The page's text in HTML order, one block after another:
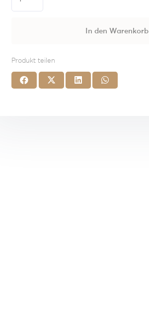
Fiore
In den Warenkorb
Produkt teilen